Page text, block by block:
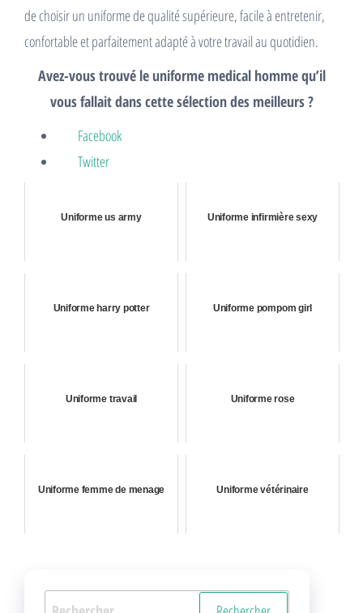
de choisir un uniforme de qualité supérieure, facile à entretenir,
confortable et parfaitement adapté à votre travail au quotidien.
Avez-vous trouvé le uniforme medical homme qu’il
vous fallait dans cette sélection des meilleurs ?
Facebook
Twitter
Uniforme us army Uniforme infirmière sexy
Uniforme harry potter Uniforme pompom girl
Uniforme travail Uniforme rose
Uniforme femme de menage Uniforme vétérinaire
Rechercher :